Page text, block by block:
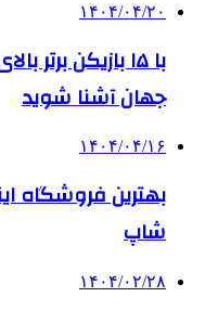
۱۴۰۴/۰۴/۲۰
جهان آشنا شوید
۱۴۰۴/۰۴/۱۶
بهترین فروشگاه
شاپ
۱۴۰۴/۰۲/۲۸